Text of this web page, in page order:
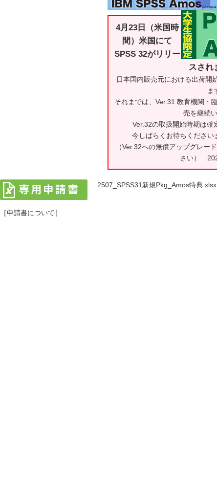
4月23日（米国時
間）米国にて
SPSS 32がリリー
スされ
日本国内販売元における出荷開
ま
それまでは、Ver.31 教育機関・
売を継続
Ver.32の取扱開始時期は確
今しばらくお待ちください
（Ver.32への無償アップグレー
さい）
2507_SPSS31新規Pkg_Amos特典.xlsx
［申請書について］